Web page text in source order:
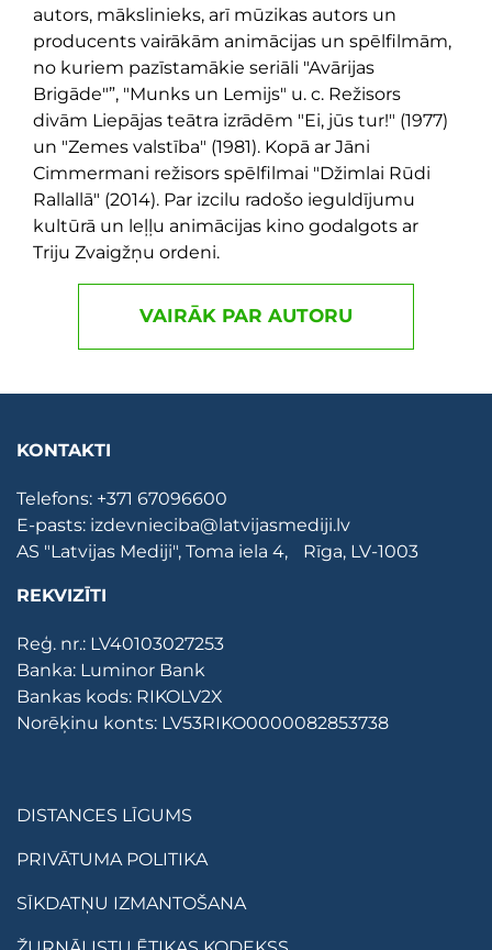
autors, mākslinieks, arī mūzikas autors un
producents vairākām animācijas un spēlfilmām,
no kuriem pazīstamākie seriāli "Avārijas
Brigāde"”, "Munks un Lemijs" u. c. Režisors
divām Liepājas teātra izrādēm "Ei, jūs tur!" (1977)
un "Zemes valstība" (1981). Kopā ar Jāni
Cimmermani režisors spēlfilmai "Džimlai Rūdi
Rallallā" (2014). Par izcilu radošo ieguldījumu
kultūrā un leļļu animācijas kino godalgots ar
Triju Zvaigžņu ordeni.
VAIRĀK PAR AUTORU
KONTAKTI
Telefons: +371 67096600
E-pasts: izdevnieciba@latvijasmediji.lv
AS "Latvijas Mediji", Toma iela 4, Rīga, LV-1003
REKVIZĪTI
Reģ. nr.: LV40103027253
Banka: Luminor Bank
Bankas kods: RIKOLV2X
Norēķinu konts: LV53RIKO0000082853738
DISTANCES LĪGUMS
PRIVĀTUMA POLITIKA
SĪKDATŅU IZMANTOŠANA